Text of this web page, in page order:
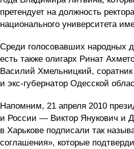
претендует на должность
национального университета
Среди голосовавших народных
есть также олигарх Ринат
Василий Хмельницкий,
и экс-губернатор Одесской
Напомним, 21 апреля 2010
и России — Виктор Янукович и
в Харькове подписали так
соглашения», которые